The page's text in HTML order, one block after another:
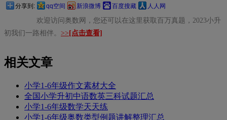
分享到: qq空间 新浪微博 百度搜藏 人人网
欢迎访问奥数网，您还可以在这里获取百万真题，2023小升
初我们一路相伴。 >> [点击查看]
相关文章
小学1-6年级作文素材大全
全国小学升初中语数英三科试题汇总
小学1-6年级数学天天练
小学1-6年级奥数类型例题讲解整理汇总